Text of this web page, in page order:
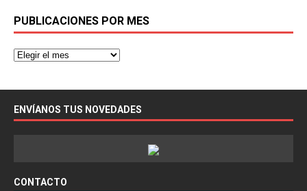
PUBLICACIONES POR MES
ENVÍANOS TUS NOVEDADES
CONTACTO